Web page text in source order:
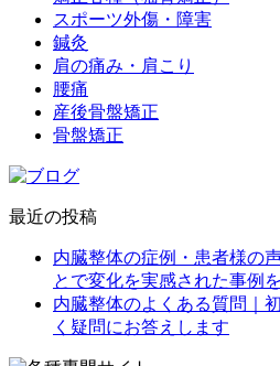
スポーツ外傷・障害
鍼灸
肩の痛み・肩こり
腰痛
産後骨盤矯正
骨盤矯正
最近の投稿
内臓整体の症例・患者様の
とで変化を実感された事例
内臓整体のよくある質問｜
く疑問にお答えします